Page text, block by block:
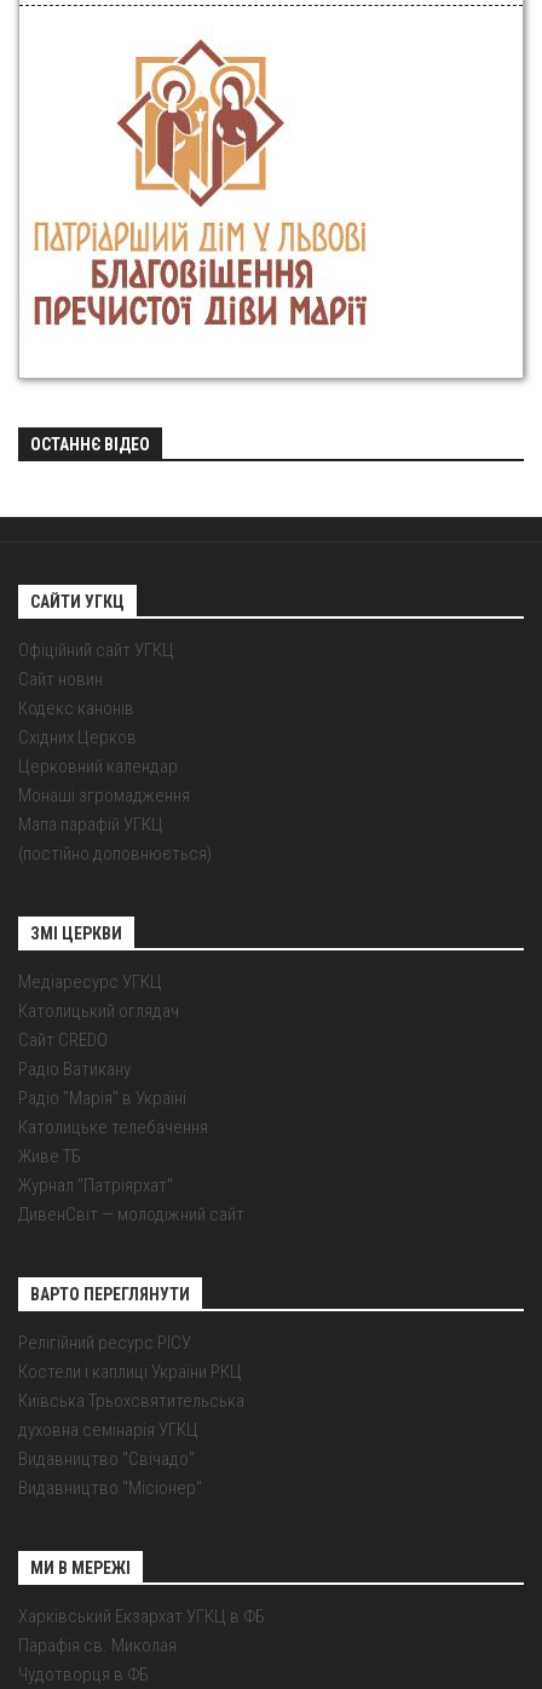
ОСТАННЄ ВІДЕО
САЙТИ УГКЦ
Офіційний сайт УГКЦ
Сайт новин
Кодекс канонів
Східних Церков
Церковний календар
Монаші згромадження
Мапа парафій УГКЦ
(постійно доповнюється)
ЗМІ ЦЕРКВИ
Медіаресурс УГКЦ
Католицький оглядач
Сайт CREDO
Радіо Ватикану
Радіо "Марія" в Україні
Католицьке телебачення
Живе ТБ
Журнал "Патріярхат"
ДивенСвіт — молодіжний сайт
ВАРТО ПЕРЕГЛЯНУТИ
Релігійний ресурс РІСУ
Костели і каплиці України РКЦ
Київська Трьохсвятительська
духовна семінарія УГКЦ
Видавництво "Свічадо"
Видавництво "Місіонер"
МИ В МЕРЕЖІ
Харківський Екзархат УГКЦ в ФБ
Парафія св. Миколая
Чудотворця в ФБ